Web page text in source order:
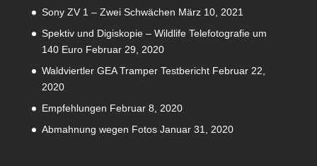
Sony ZV 1 – Zwei Schwächen März 10, 2021
Spektiv und Digiskopie – Wildlife Telefotografie um
140 Euro Februar 29, 2020
Waldviertler GEA Tramper Testbericht Februar 22,
2020
Empfehlungen Februar 8, 2020
Abmahnung wegen Fotos Januar 31, 2020